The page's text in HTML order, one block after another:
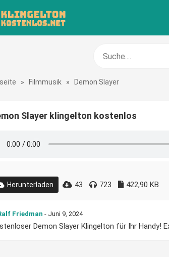
» Filmmusik » Demon Slayer
Slayer klingelton kostenlos
Herunterladen 43 723 422,90 KB
Friedman - Juni 9, 2024
Demon Slayer Klingelton für Ihr Handy!